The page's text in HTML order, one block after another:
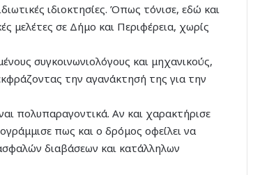
ιδιοκτησίες. Όπως τόνισε, εδώ και
μελέτες σε Δήμο και Περιφέρεια, χωρίς
συγκοινωνιολόγους και μηχανικούς,
την αγανάκτησή της για την
πολυπαραγοντικά. Αν και χαρακτήρισε
πως και ο δρόμος οφείλει να
διαβάσεων και κατάλληλων